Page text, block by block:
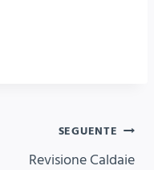
SEGUENTE
Revisione Caldaie